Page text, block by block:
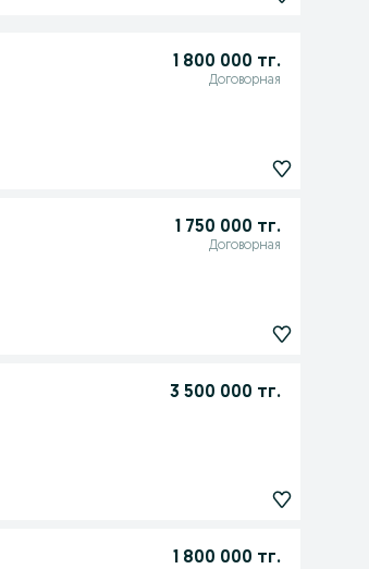
1 800 000 тг.
Договорная
1 750 000 тг.
Договорная
3 500 000 тг.
1 800 000 тг.